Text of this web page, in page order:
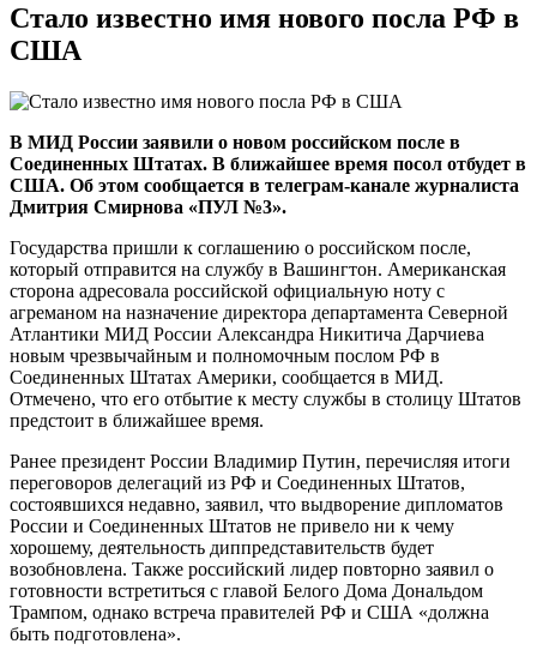
Стало известно имя нового посла РФ в
США
В МИД России заявили о новом российском после в
Соединенных Штатах. В ближайшее время посол отбудет в
США. Об этом сообщается в телеграм-канале журналиста
Дмитрия Смирнова «ПУЛ №3».
Государства пришли к соглашению о российском после,
который отправится на службу в Вашингтон. Американская
сторона адресовала российской официальную ноту с
агреманом на назначение директора департамента Северной
Атлантики МИД России Александра Никитича Дарчиева
новым чрезвычайным и полномочным послом РФ в
Соединенных Штатах Америки, сообщается в МИД.
Отмечено, что его отбытие к месту службы в столицу Штатов
предстоит в ближайшее время.
Ранее президент России Владимир Путин, перечисляя итоги
переговоров делегаций из РФ и Соединенных Штатов,
состоявшихся недавно, заявил, что выдворение дипломатов
России и Соединенных Штатов не привело ни к чему
хорошему, деятельность диппредставительств будет
возобновлена. Также российский лидер повторно заявил о
готовности встретиться с главой Белого Дома Дональдом
Трампом, однако встреча правителей РФ и США «должна
быть подготовлена».